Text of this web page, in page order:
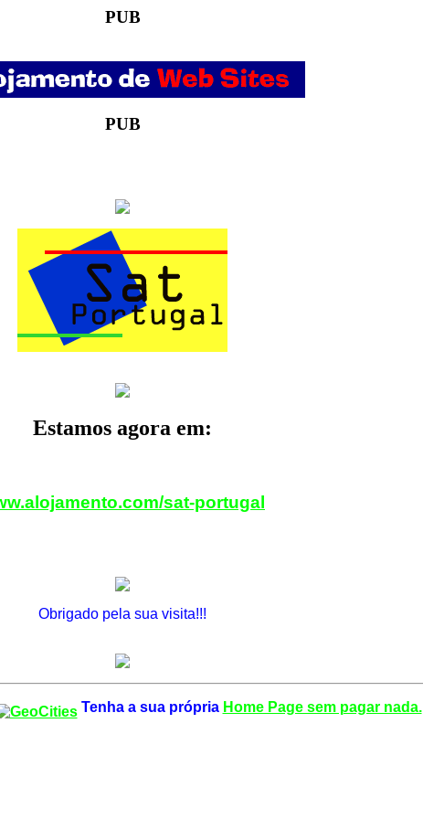
PUB
PUB
Estamos agora em:
sat-portugal
Obrigado pela sua visita!!!
Tenha a sua própria Home Page sem pagar nada.